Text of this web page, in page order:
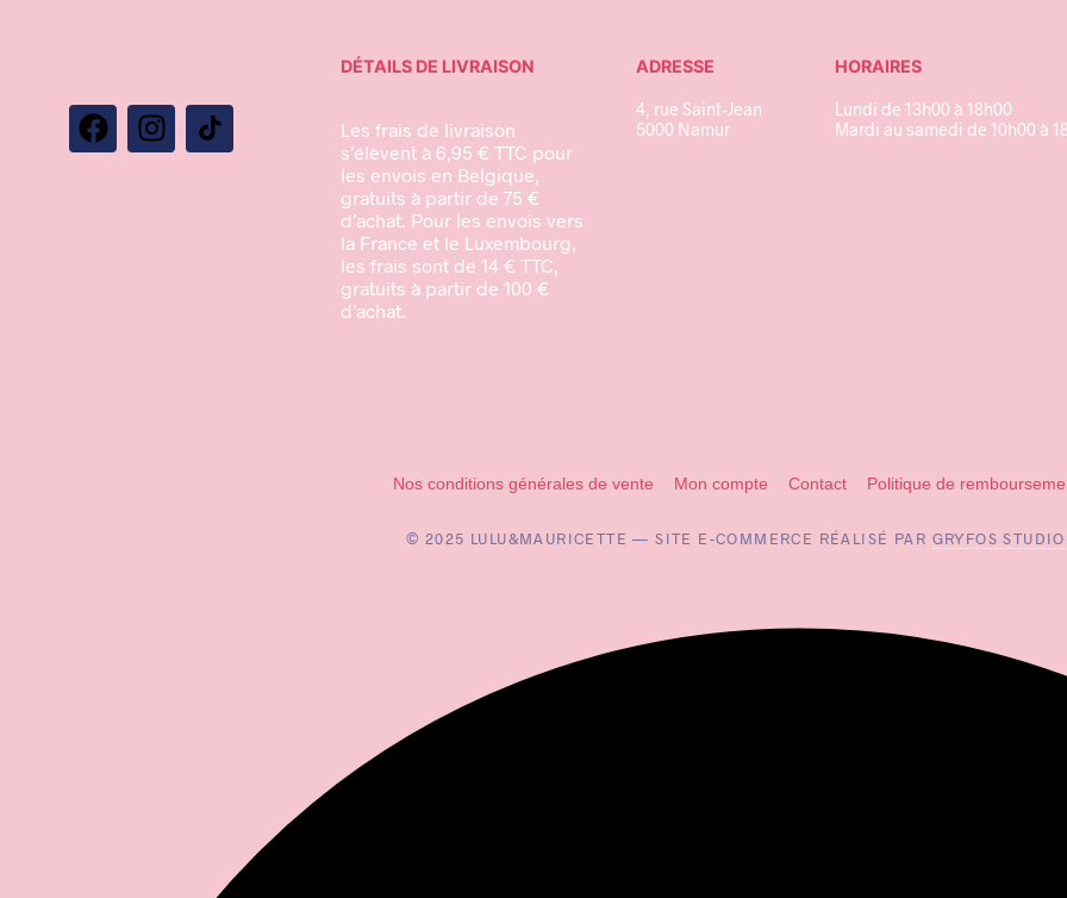
DÉTAILS DE LIVRAISON
Les frais de livraison
s’élèvent à 6,95 € TTC pour
les envois en Belgique,
gratuits à partir de 75 €
d’achat. Pour les envois vers
la France et le Luxembourg,
les frais sont de 14 € TTC,
gratuits à partir de 100 €
d’achat.
ADRESSE
4, rue Saint-Jean
5000 Namur
HORAIRES
Lundi de 13h00 à 18h00
Mardi au samedi de 10h00 à
Nos conditions générales de vente Mon compte Contact Politique de
© 2025 LULU&MAURICETTE — SITE E-COMMERCE RÉALISÉ PAR GRYFOS STUDIO